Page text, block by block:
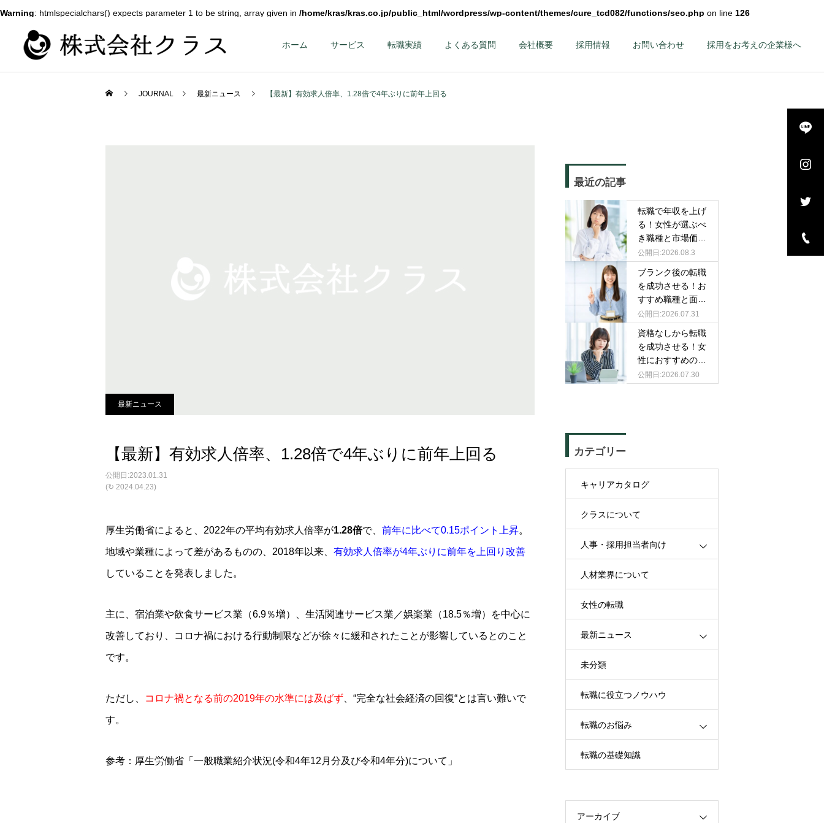
Warning: htmlspecialchars() expects parameter 1 to be string, array given in /home/kras/kras.co.jp/public_html/wordpress/wp-content/themes/cure_tcd082/functions/seo.php on line 126
ホーム サービス 転職実績 よくある質問 会社概要 採用情報 お問い合わせ 採用をお考えの企業様へ
JOURNAL 最新ニュース 【最新】有効求人倍率、1.28倍で4年ぶりに前年上回る
最新ニュース
【最新】有効求人倍率、1.28倍で4年ぶりに前年上回る
2023.01.31
(↻ 2024.04.23)
厚生労働省によると、2022年の平均有効求人倍率が1.28倍で、 前年に比べて0.15ポイント上昇。
地域や業種によって差があるものの、2018年以来、 有効求人倍率が4年ぶりに前年を上回り改善
していることを発表しました。
主に、宿泊業や飲食サービス業（6.9％増）、生活関連サービス業／娯楽業（18.5％増）を中心に
改善しており、コロナ禍における行動制限などが徐々に緩和されたことが影響しているとのこと
です。
ただし、 コロナ禍となる前の2019年の水準には及ばず 、“完全な社会経済の回復“とは言い難いで
す。
参考：厚生労働省「 一般職業紹介状況(令和4年12月分及び令和4年分)について 」
最近の記事
転職で年収を上げ
る！女性が選ぶべ
き職種と市場価値
を高める戦略
2026.08.3
ブランク後の転職
を成功させる！お
すすめ職種と面接
での伝え方2026.07.31
資格なしから転職
を成功させる！女
性におすすめの職
種と選び方2026.07.30
カテゴリー
キャリアカタログ
クラスについて
人事・採用担当者向け
人材業界について
女性の転職
最新ニュース
未分類
転職に役立つノウハウ
転職のお悩み
転職の基礎知識
アーカイブ